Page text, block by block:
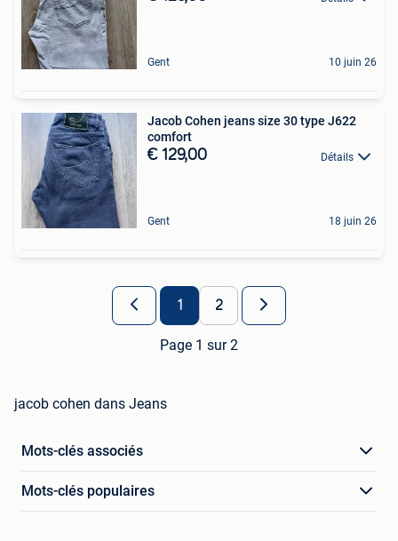
Gent 10 juin 26
Jacob Cohen jeans size 30 type J622
comfort
€ 129,00 Détails
Gent 18 juin 26
1 2
Page 1 sur 2
jacob cohen dans Jeans
Mots-clés associés
Mots-clés populaires